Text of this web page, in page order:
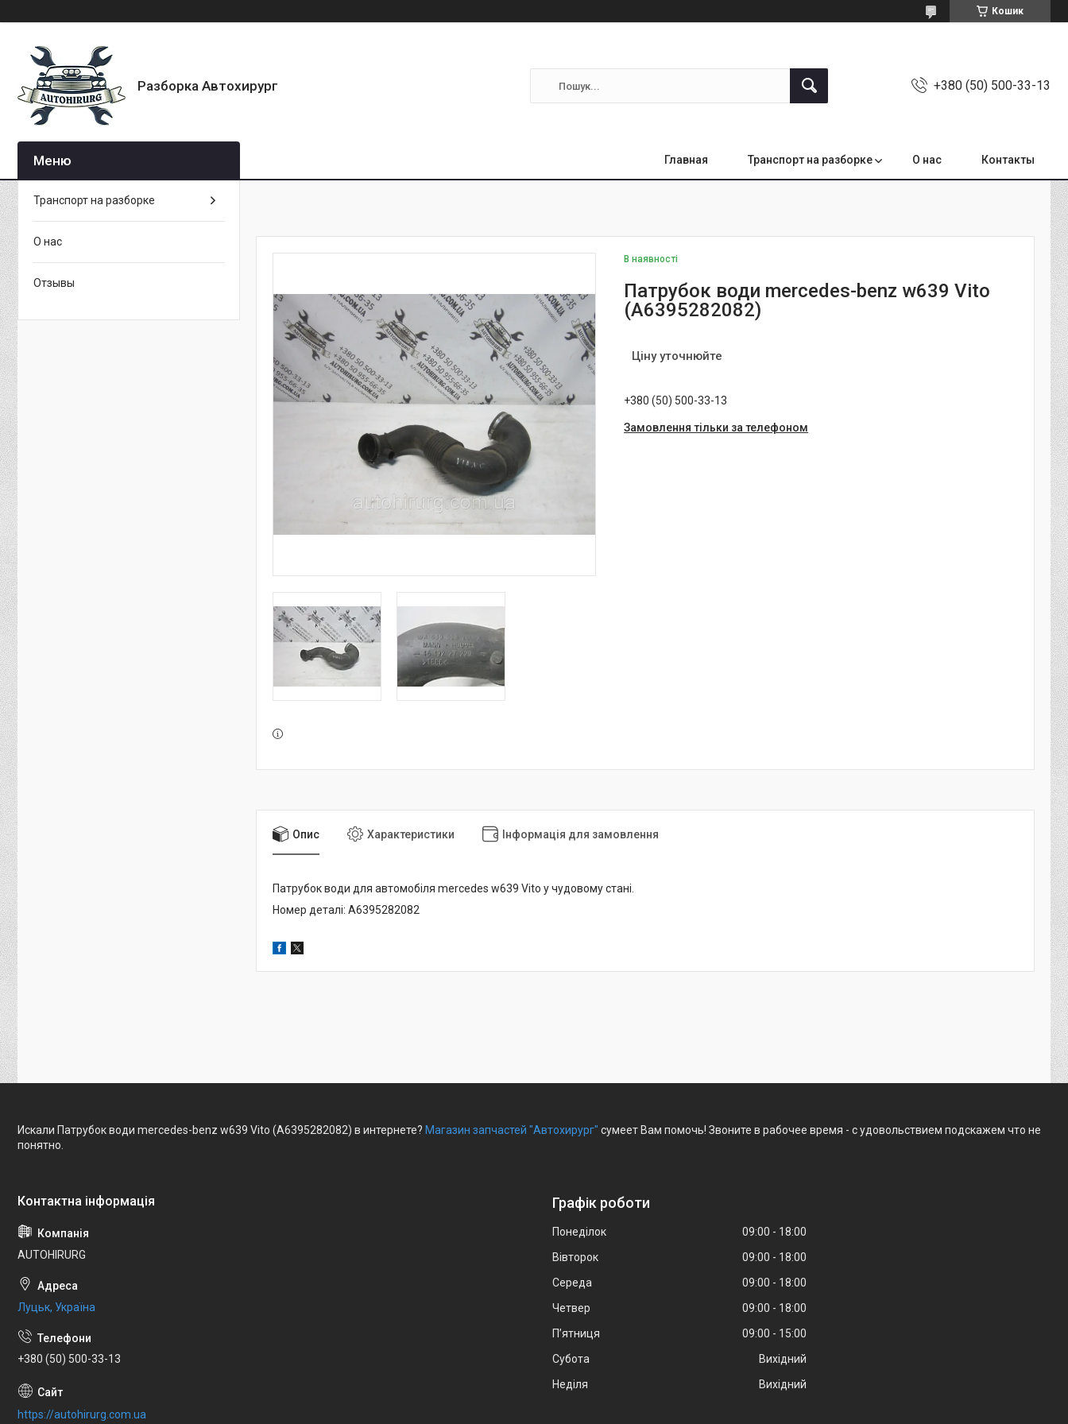
Кошик
Разборка Автохирург +380 (50) 500-33-13
Главная Транспорт на разборке О нас Контакты
В наявності
Патрубок води mercedes-benz w639 Vito
(A6395282082)
Ціну уточнюйте
+380 (50) 500-33-13
Замовлення тільки за телефоном
Опис Характеристики Інформація для замовлення
Патрубок води для автомобіля mercedes w639 Vito у чудовому стані.
Номер деталі: A6395282082
Транспорт на разборке
О нас
Отзывы
Искали Патрубок води mercedes-benz w639 Vito (A6395282082) в интернете? Магазин запчастей "Автохирург" сумеет Вам помочь! Звоните в рабочее время - с удовольствием подскажем что не
понятно.
AUTOHIRURG
Луцьк, Україна
+380 (50) 500-33-13
https://autohirurg.com.ua
Графік роботи
Понеділок 09:00
18:00
Вівторок
09:00
18:00
Середа
09:00
18:00
Четвер
09:00
18:00
Пʼятниця
09:00
15:00
Субота
Вихідний
Неділя
Вихідний